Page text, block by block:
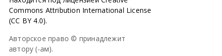
Commons Attribution International License
(CC BY 4.0).
Авторское право © принадлежит
автору (-ам).